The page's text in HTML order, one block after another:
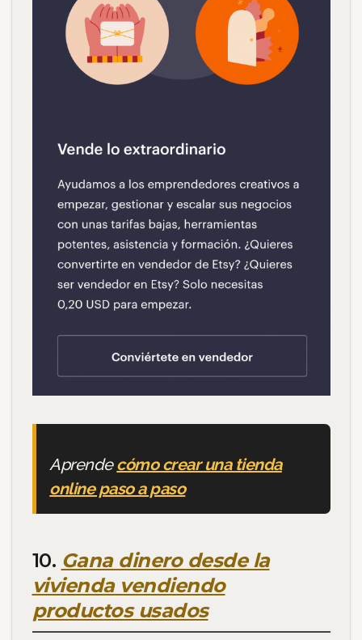
Aprendecómo crear una tienda
online paso a paso
10. Gana dinero desde la
vivienda vendiendo
productos usados